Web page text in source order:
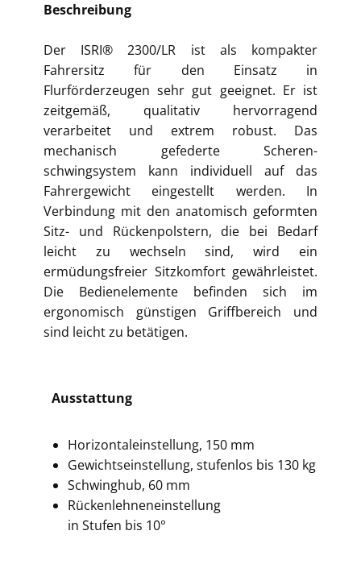
Beschreibung
Der ISRI® 2300/LR ist als kompakter
Fahrersitz für den Einsatz in
Flurförderzeugen sehr gut geeignet. Er ist
zeitgemäß, qualitativ hervorragend
verarbeitet und extrem robust. Das
mechanisch gefederte Scheren-
schwingsystem kann individuell auf das
Fahrergewicht eingestellt werden. In
Verbindung mit den anatomisch geformten
Sitz- und Rückenpolstern, die bei Bedarf
leicht zu wechseln sind, wird ein
ermüdungsfreier Sitzkomfort gewährleistet.
Die Bedienelemente befinden sich im
ergonomisch günstigen Griffbereich und
sind leicht zu betätigen.
Ausstattung
Horizontaleinstellung, 150 mm
Gewichtseinstellung, stufenlos bis 130 kg
Schwinghub, 60 mm
Rückenlehneneinstellung
in Stufen bis 10°